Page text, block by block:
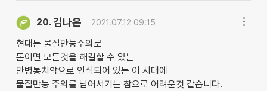
20.김나은 2021.07.12 09:15
현대는 물질만능주의로
돈이면 모든것을 해결할 수 있는
만병통치약으로 인식되어 있는 이 시대에
물질만능 주의를 넘어서기는 참으로 어려운것 같습니다.